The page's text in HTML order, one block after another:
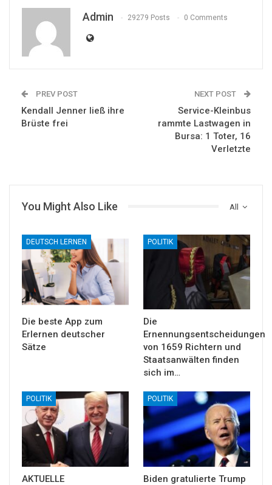
Admin 29279 Posts 0 Comments
PREV POST
Kendall Jenner ließ ihre
Brüste frei
NEXT POST
Service-Kleinbus
rammte Lastwagen in
Bursa: 1 Toter, 16
Verletzte
All
You Might Also Like
DEUTSCH LERNEN
Die beste App zum
Erlernen deutscher
Sätze
POLITIK
Die
Ernennungsentscheidungen
von 1659 Richtern und
Staatsanwälten finden
sich im…
POLITIK
AKTUELLE
POLITIK
Biden gratulierte Trump